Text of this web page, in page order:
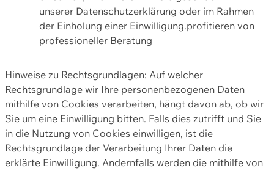
unserer Datenschutzerklärung oder im Rahmen
der Einholung einer Einwilligung.profitieren von
professioneller Beratung
Hinweise zu Rechtsgrundlagen: Auf welcher
Rechtsgrundlage wir Ihre personenbezogenen Daten
mithilfe von Cookies verarbeiten, hängt davon ab, ob wir
Sie um eine Einwilligung bitten. Falls dies zutrifft und Sie
in die Nutzung von Cookies einwilligen, ist die
Rechtsgrundlage der Verarbeitung Ihrer Daten die
erklärte Einwilligung. Andernfalls werden die mithilfe von